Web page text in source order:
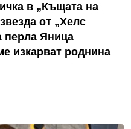
в „Къщата на
от „Хелс
перла Яница
изкарват роднина